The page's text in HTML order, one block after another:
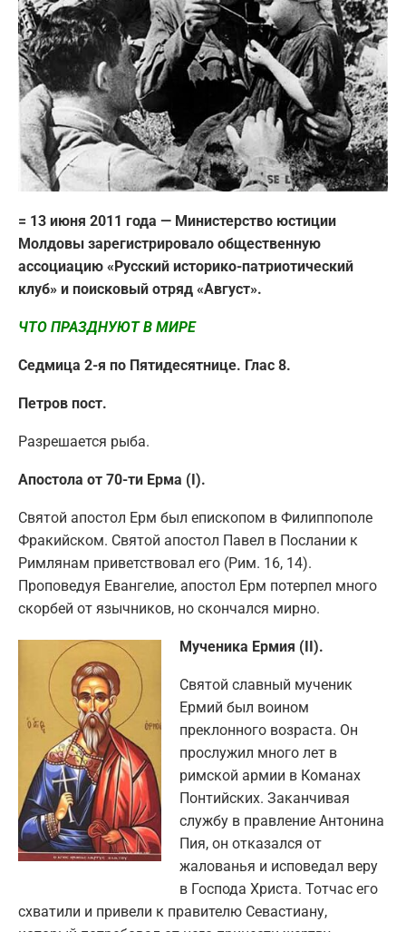
= 13 июня 2011 года — Министерство юстиции
Молдовы зарегистрировало общественную
ассоциацию «Русский историко-патриотический
клуб» и поисковый отряд «Август».
ЧТО ПРАЗДНУЮТ В МИРЕ
Седмица 2-я по Пятидесятнице. Глас 8.
Петров пост.
Разрешается рыба.
Апостола от 70-ти Ерма (I).
Святой апостол Ерм был епископом в Филиппополе
Фракийском. Святой апостол Павел в Послании к
Римлянам приветствовал его (Рим. 16, 14).
Проповедуя Евангелие, апостол Ерм потерпел много
скорбей от язычников, но скончался мирно.
Мученика Ермия (II).
Cвятой славный мученик
Ермий был воином
преклонного возраста. Он
прослужил много лет в
римской армии в Команах
Понтийских. Заканчивая
службу в правление Антонина
Пия, он отказался от
жалованья и исповедал веру
в Господа Христа. Тотчас его
схватили и привели к правителю Севастиану,